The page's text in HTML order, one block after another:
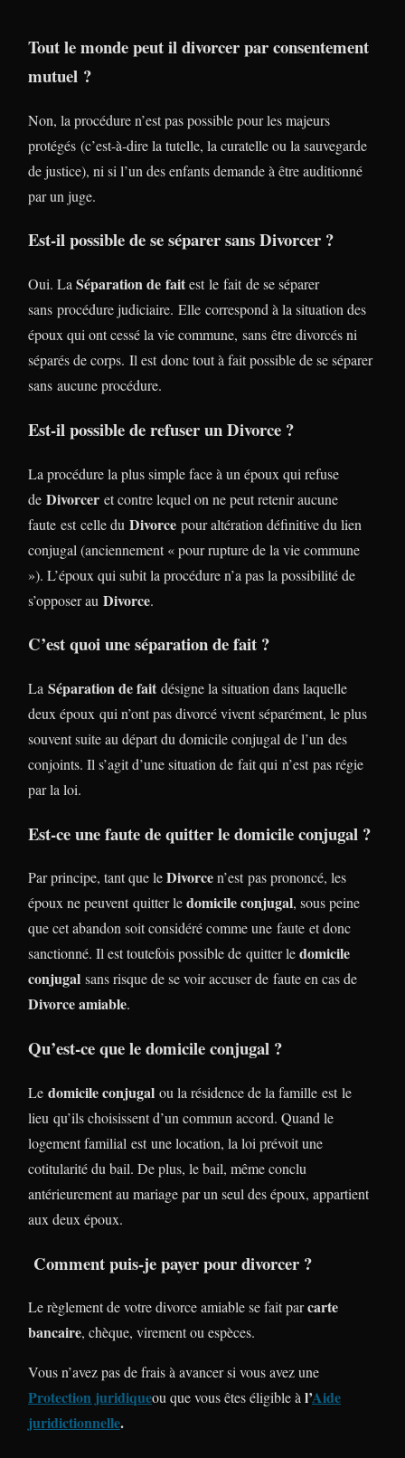
Tout le monde peut il divorcer par consentement
mutuel ?
Non, la procédure n’est pas possible pour les majeurs
protégés (c’est-à-dire la tutelle, la curatelle ou la sauvegarde
de justice), ni si l’un des enfants demande à être auditionné
par un juge.
Est-il possible de se séparer sans Divorcer ?
Oui. La Séparation de faitest le fait de se séparer
sans procédure judiciaire. Elle correspond à la situation des
époux qui ont cessé la vie commune, sans être divorcés ni
séparés de corps. Il est donc tout à fait possible de se séparer
sans aucune procédure.
Est-il possible de refuser un Divorce ?
La procédure la plus simple face à un époux qui refuse
de Divorcer et contre lequel on ne peut retenir aucune
faute est celle du Divorce pour altération définitive du lien
conjugal (anciennement « pour rupture de la vie commune
»). L’époux qui subit la procédure n’a pas la possibilité de
s’opposer au Divorce.
C’est quoi une séparation de fait ?
La Séparation de fait désigne la situation dans laquelle
deux époux qui n’ont pas divorcé vivent séparément, le plus
souvent suite au départ du domicile conjugal de l’un des
conjoints. Il s’agit d’une situation de fait qui n’est pas régie
par la loi.
Est-ce une faute de quitter le domicile conjugal ?
Par principe, tant que leDivorcen’est pas prononcé, les
époux ne peuvent quitter ledomicile conjugal, sous peine
que cet abandon soit considéré comme une faute et donc
sanctionné. Il est toutefois possible de quitter ledomicile
conjugal sans risque de se voir accuser de faute en cas de
Divorce amiable.
Qu’est-ce que le domicile conjugal ?
Le domicile conjugal ou la résidence de la famille est le
lieu qu’ils choisissent d’un commun accord. Quand le
logement familial est une location, la loi prévoit une
cotitularité du bail. De plus, le bail, même conclu
antérieurement au mariage par un seul des époux, appartient
aux deux époux.
Comment puis-je payer pour divorcer ?
Le règlement de votre divorce amiable se fait parcarte
bancaire, chèque, virement ou espèces.
Vous n’avez pas de frais à avancer si vous avez une
Protection juridiqueou que vous êtes éligible àl’Aide
juridictionnelle.